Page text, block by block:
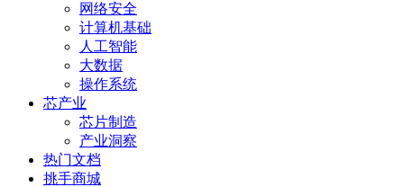
网络安全
计算机基础
人工智能
大数据
操作系统
芯产业
芯片制造
产业洞察
热门文档
挑手商城